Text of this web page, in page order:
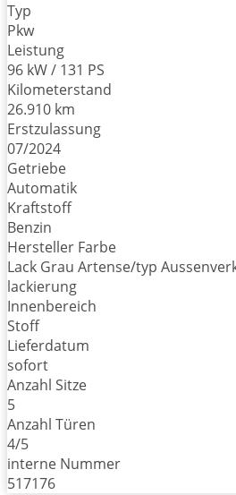
Typ
Pkw
Leistung
96 kW / 131 PS
Kilometerstand
26.910 km
Erstzulassung
07/2024
Getriebe
Automatik
Kraftstoff
Benzin
Hersteller Farbe
Lack Grau Artense/typ
lackierung
Innenbereich
Stoff
Lieferdatum
sofort
Anzahl Sitze
5
Anzahl Türen
4/5
interne Nummer
517176